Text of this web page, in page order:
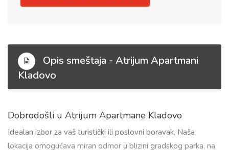
Opis smeštaja - Atrijum Apartmani
Kladovo
Dobrodošli u Atrijum Apartmane Kladovo
Idealan izbor za vaš turistički ili poslovni boravak. Naša
lokacija omogućava miran odmor u blizini gradskog parka, na